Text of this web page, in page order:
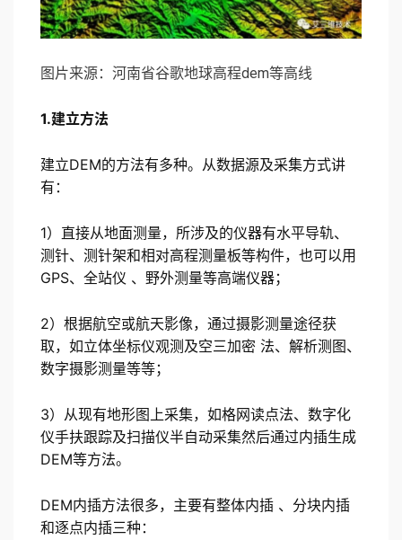
图片来源：河南省谷歌地球高程dem等高线
1.建立方法
建立DEM的方法有多种。从数据源及采集方式讲
有：
1）直接从地面测量，所涉及的仪器有水平导轨、
测针、测针架和相对高程测量板等构件，也可以用
GPS、全站仪 、野外测量等高端仪器；
2）根据航空或航天影像，通过摄影测量途径获
取，如立体坐标仪观测及空三加密 法、解析测图、
数字摄影测量等等；
3）从现有地形图上采集，如格网读点法、数字化
仪手扶跟踪及扫描仪半自动采集然后通过内插生成
DEM等方法。
DEM内插方法很多，主要有整体内插 、分块内插
和逐点内插三种：